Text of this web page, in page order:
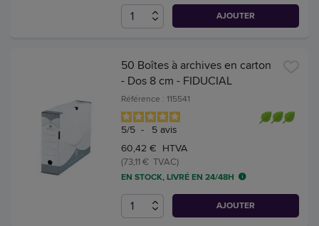
AJOUTER
50 Boîtes à archives en carton
- Dos 8 cm - FIDUCIAL
Référence : 115541
5/5 - 5 avis
60,42 € HTVA
(73,11 € TVAC)
EN STOCK, LIVRÉ EN 24/48H
AJOUTER